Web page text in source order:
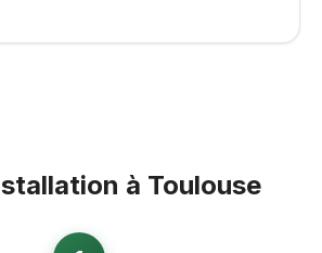
à Toulouse